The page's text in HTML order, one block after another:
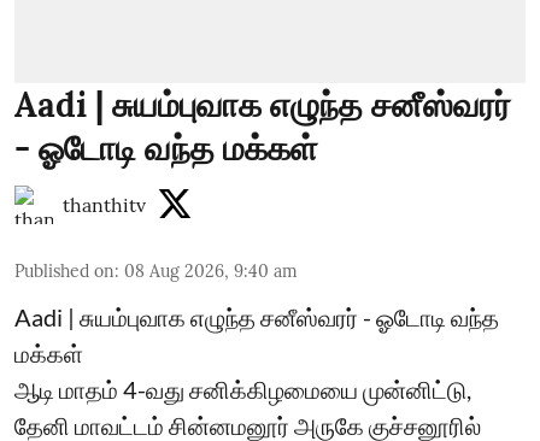
Aadi | சுயம்புவாக எழுந்த சனீஸ்வரர்
- ஓடோடி வந்த மக்கள்
thanthitv
Published on: 08 Aug 2026, 9:40 am
Aadi | சுயம்புவாக எழுந்த சனீஸ்வரர் - ஓடோடி வந்த
மக்கள்
ஆடி மாதம் 4-வது சனிக்கிழமையை முன்னிட்டு,
தேனி மாவட்டம் சின்னமனூர் அருகே குச்சனூரில்